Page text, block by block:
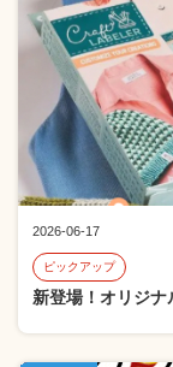
2026-06-17
ピックアップ
新登場！オリジナ